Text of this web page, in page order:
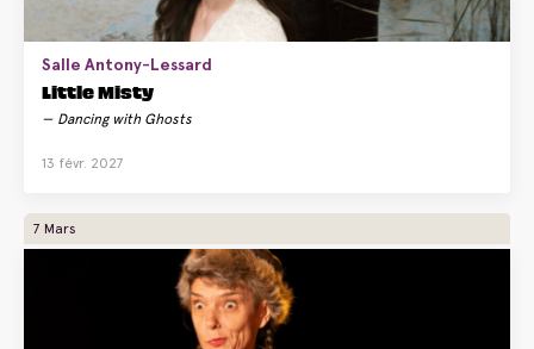
Salle Antony-Lessard
Little Misty
Dancing with Ghosts
13 févr. 2027
7 Mars